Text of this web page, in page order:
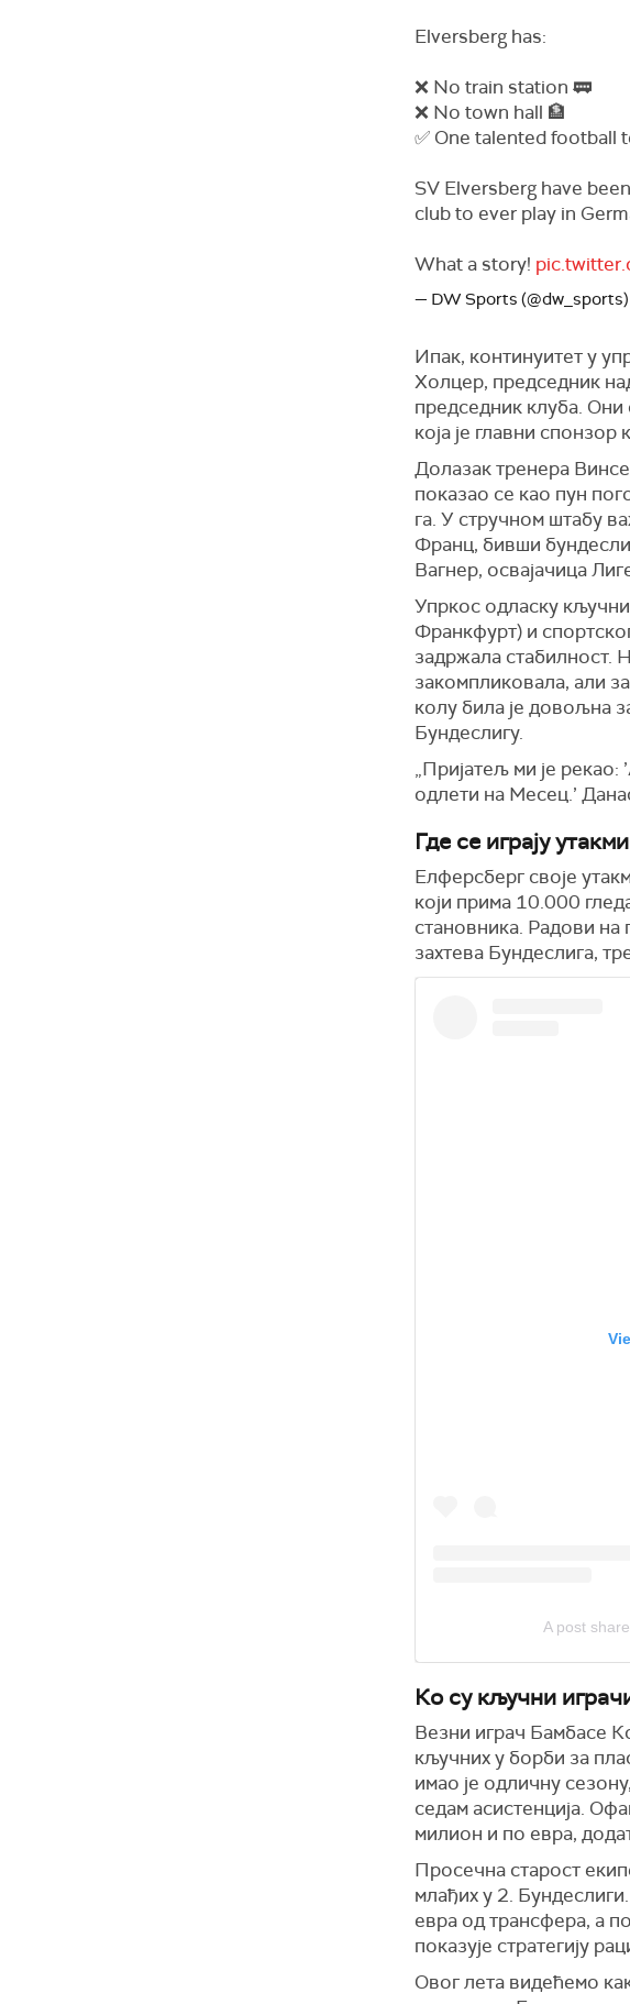
Elversberg has:
❌ No train station 🚃
❌ No town hall 🏦
✅ One talented football
SV Elversberg have
club to ever play in
What a story!
— DW Sports (@dw_sports)
Ипак, континуитет у
Холцер, председник
председник клуба. Они
која је главни спонзор
Долазак тренера
показао се као пун
га. У стручном штабу
Франц, бивши
Вагнер, освајачица
Упркос одласку
Франкфурт) и
задржала стабилност.
закомпликовала, али
колу била је довољна
Бундеслигу.
„Пријатељ ми је рекао:
одлети на Месец.’
Где се играју
Елферсберг своје
који прима 10.000
становника. Радови
захтева Бундеслига,
A post
Ко су кључни
Везни играч Бамбасе
кључних у борби за
имао је одличну
седам асистенција.
милион и по евра,
Просечна старост
млађих у 2.
евра од трансфера, а
показује стратегију
Овог лета видећемо